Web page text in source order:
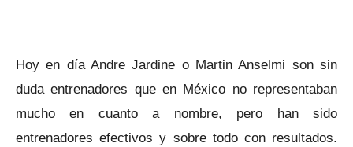
Hoy en día Andre Jardine o Martin Anselmi son sin
duda entrenadores que en México no representaban
mucho en cuanto a nombre, pero han sido
entrenadores efectivos y sobre todo con resultados.